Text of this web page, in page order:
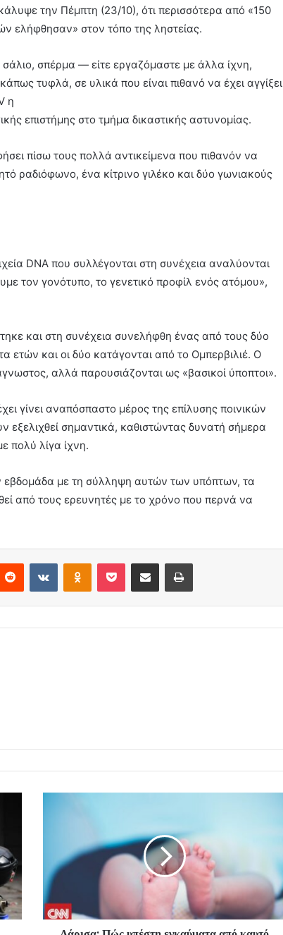
την Πέμπτη (23/10), ότι περισσότερα από «150
ελήφθησαν» στον τόπο της ληστείας.
σπέρμα — είτε εργαζόμαστε με άλλα ίχνη,
τυφλά, σε υλικά που είναι πιθανό να έχει αγγίξει
η
επιστήμης στο τμήμα δικαστικής αστυνομίας.
πίσω τους πολλά αντικείμενα που πιθανόν να
ραδιόφωνο, ένα κίτρινο γιλέκο και δύο γωνιακούς
DNA που συλλέγονται στη συνέχεια αναλύονται
τον γονότυπο, το γενετικό προφίλ ενός ατόμου»,
και στη συνέχεια συνελήφθη ένας από τους δύο
ετών και οι δύο κατάγονται από το Ομπερβιλιέ. Ο
αλλά παρουσιάζονται ως «βασικοί ύποπτοι».
γίνει αναπόσπαστο μέρος της επίλυσης ποινικών
εξελιχθεί σημαντικά, καθιστώντας δυνατή σήμερα
πολύ λίγα ίχνη.
με τη σύλληψη αυτών των υπόπτων, τα
από τους ερευνητές με το χρόνο που περνά να
Reddit VKontakteOdnoklassniki
Pocket Share via Email Print